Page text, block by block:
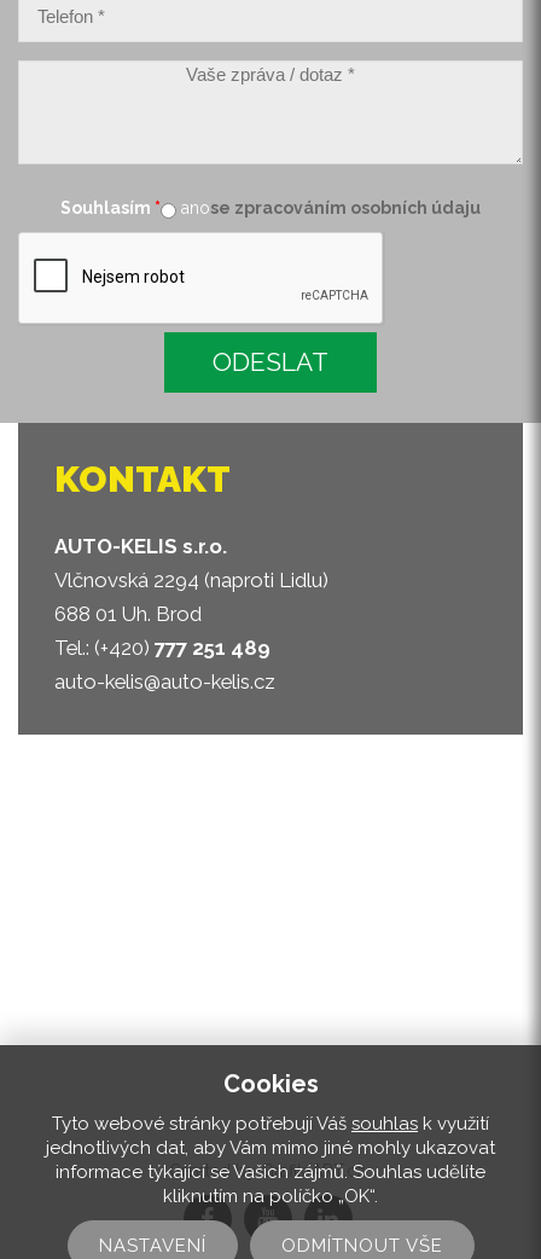
Vaše zpráva / dotaz*
Souhlasím * anose zpracováním osobních údaju
KONTAKT
AUTO-KELIS s.r.o.
Vlčnovská 2294 (naproti Lidlu)
688 01 Uh. Brod
Tel.: (+420) 777 251 489
auto-kelis@auto-kelis.cz
Cookies
Tyto webové stránky potřebují Váš souhlas k využití
jednotlivých dat, aby Vám mimo jiné mohly ukazovat
informace týkající se Vašich zájmů. Souhlas udělíte
kliknutím na políčko „OK“.
NASTAVENÍ ODMÍTNOUT VŠE
Created by Grafik-ART.cz